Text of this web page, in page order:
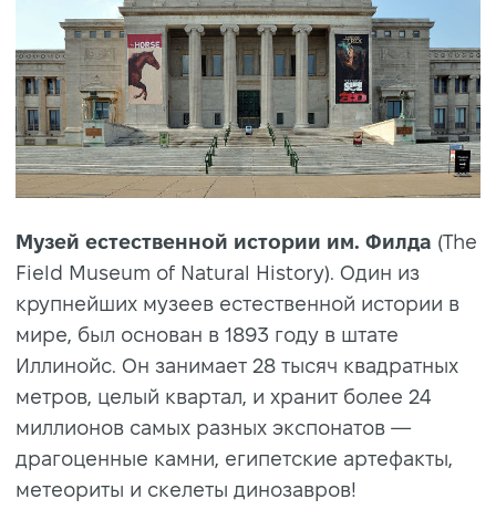
Музей естественной истории им. Филда (The
Field Museum of Natural History). Один из
крупнейших музеев естественной истории в
мире, был основан в 1893 году в штате
Иллинойс. Он занимает 28 тысяч квадратных
метров, целый квартал, и хранит более 24
миллионов самых разных экспонатов —
драгоценные камни, египетские артефакты,
метеориты и скелеты динозавров!